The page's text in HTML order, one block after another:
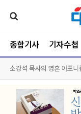
종합기사 기자수첩
소강석 목사의 영혼 아포니